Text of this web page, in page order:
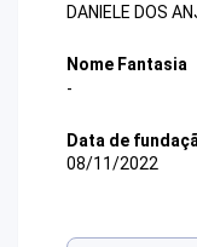
DANIELE DOS
Nome Fantasia
-
Data de
08/11/2022